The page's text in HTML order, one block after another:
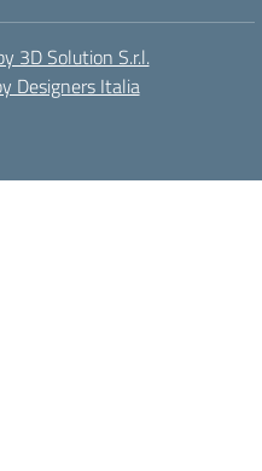
3D Solution S.r.l.
Designers Italia